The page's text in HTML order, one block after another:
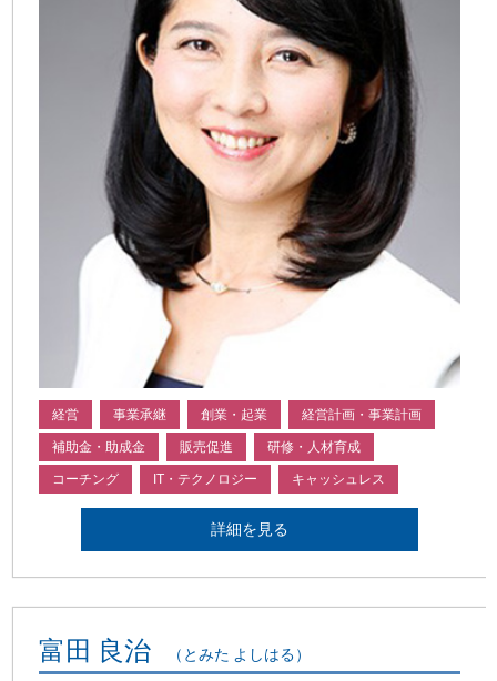
経営 事業承継 創業・起業 経営計画・事業計画
補助金・助成金 販売促進 研修・人材育成
コーチング IT・テクノロジー キャッシュレス
詳細を見る
富田 良治 （とみた よしはる）